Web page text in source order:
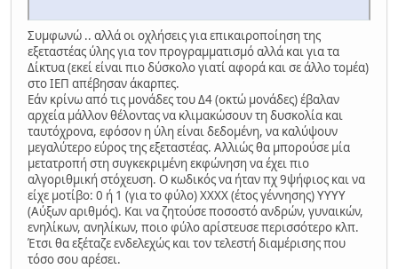
Συμφωνώ .. αλλά οι οχλήσεις για επικαιροποίηση της
εξεταστέας ύλης για τον προγραμματισμό αλλά και για τα
Δίκτυα (εκεί είναι πιο δύσκολο γιατί αφορά και σε άλλο τομέα)
στο ΙΕΠ απέβησαν άκαρπες.
Εάν κρίνω από τις μονάδες του Δ4 (οκτώ μονάδες) έβαλαν
αρχεία μάλλον θέλοντας να κλιμακώσουν τη δυσκολία και
ταυτόχρονα, εφόσον η ύλη είναι δεδομένη, να καλύψουν
μεγαλύτερο εύρος της εξεταστέας. Αλλιώς θα μπορούσε μία
μετατροπή στη συγκεκριμένη εκφώνηση να έχει πιο
αλγοριθμική στόχευση. Ο κωδικός να ήταν πχ 9ψήφιος και να
είχε μοτίβο: 0 ή 1 (για το φύλο) ΧΧΧΧ (έτος γέννησης) ΥΥΥΥ
(Αύξων αριθμός). Και να ζητούσε ποσοστό ανδρών, γυναικών,
ενηλίκων, ανηλίκων, ποιο φύλο αρίστευσε περισσότερο κλπ.
Έτσι θα εξέταζε ενδελεχώς και τον τελεστή διαμέρισης που
τόσο σου αρέσει.